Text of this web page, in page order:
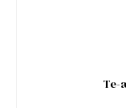
Te-